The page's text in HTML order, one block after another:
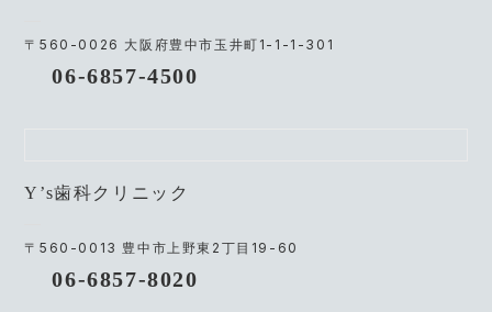
〒560-0026 大阪府豊中市玉井町1-1-1-301
06-6857-4500
Y’s歯科クリニック
〒560-0013 豊中市上野東2丁目19-60
06-6857-8020